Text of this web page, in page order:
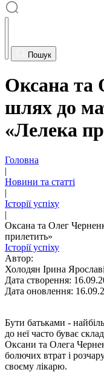
Пошук
Оксана та
шлях до
«Лелека
Головна
|
Новини та статті
|
Історії успіху
|
Оксана та Олег
прилетить»
Історії успіху
Автор:
Холодян Ірина
Дата створення:
Дата оновлення:
Бути батьками -
до неї часто буває
Оксани та Олега
болючих втрат і
своєму лікарю.